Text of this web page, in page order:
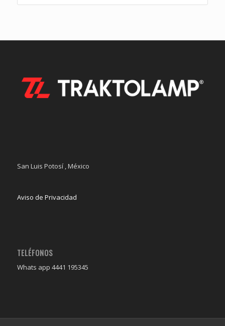
San Luis Potosí , México
Aviso de Privacidad
TELÉFONOS
Whats app 4441 195345